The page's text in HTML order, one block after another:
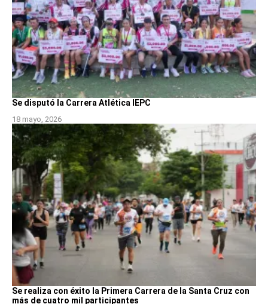
Se disputó la Carrera Atlética IEPC
18 mayo, 2026
Se realiza con éxito la Primera Carrera de la Santa Cruz con
más de cuatro mil participantes